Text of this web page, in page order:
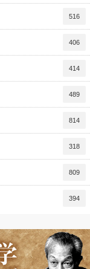
516
406
414
489
814
318
809
394